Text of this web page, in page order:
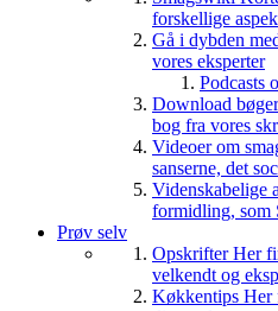
forskellige
Gå i dybden
vores eksperter
Podcasts
Download
bog fra vores
Videoer om
sanserne, det
Videnskabelige
formidling, som
Prøv selv
OpskrifterHer
velkendt og
Køkkentips Her